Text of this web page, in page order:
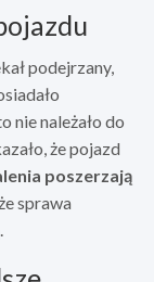
podejrzany,
nie należało do
że pojazd
poszerzają
sprawa